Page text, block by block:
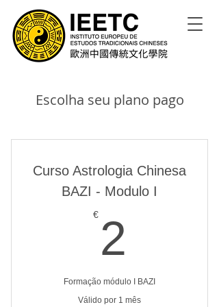
Escolha seu plano pago
Curso Astrologia Chinesa
BAZI - Modulo I
€ 2
Formação módulo I BAZI
Válido por 1 mês